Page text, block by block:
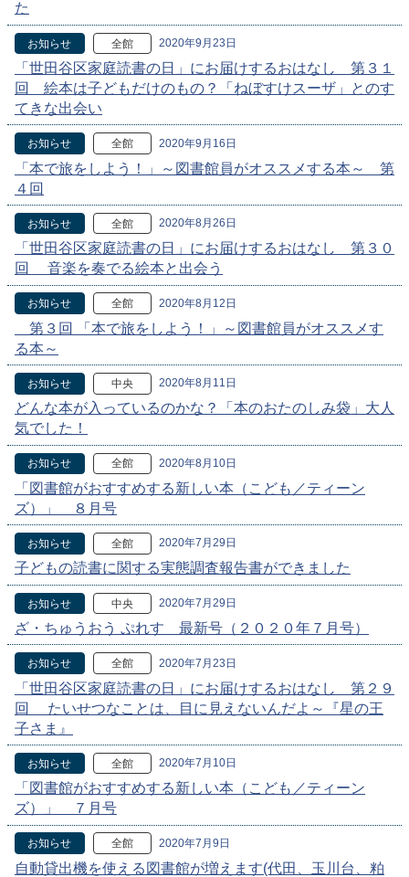
た
お知らせ 全館 2020年9月23日
「世田谷区家庭読書の日」にお届けするおはなし 第３１
回 絵本は子どもだけのもの？「ねぼすけスーザ」とのす
てきな出会い
お知らせ 全館 2020年9月16日
「本で旅をしよう！」～図書館員がオススメする本～ 第
４回
お知らせ 全館 2020年8月26日
「世田谷区家庭読書の日」にお届けするおはなし 第３０
回 音楽を奏でる絵本と出会う
お知らせ 全館 2020年8月12日
第３回 「本で旅をしよう！」～図書館員がオススメす
る本～
お知らせ 中央 2020年8月11日
どんな本が入っているのかな？「本のおたのしみ袋」大人
気でした！
お知らせ 全館 2020年8月10日
「図書館がおすすめする新しい本（こども／ティーン
ズ）」 ８月号
お知らせ 全館 2020年7月29日
子どもの読書に関する実態調査報告書ができました
お知らせ 中央 2020年7月29日
ざ・ちゅうおう ぷれす 最新号（２０２０年７月号）
お知らせ 全館 2020年7月23日
「世田谷区家庭読書の日」にお届けするおはなし 第２９
回 たいせつなことは、目に見えないんだよ～『星の王
子さま』
お知らせ 全館 2020年7月10日
「図書館がおすすめする新しい本（こども／ティーン
ズ）」 ７月号
お知らせ 全館 2020年7月9日
自動貸出機を使える図書館が増えます(代田、玉川台、粕